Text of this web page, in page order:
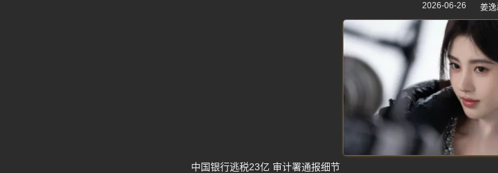
2026-06-26
姜
中国银行逃税23亿 审计署通报细节